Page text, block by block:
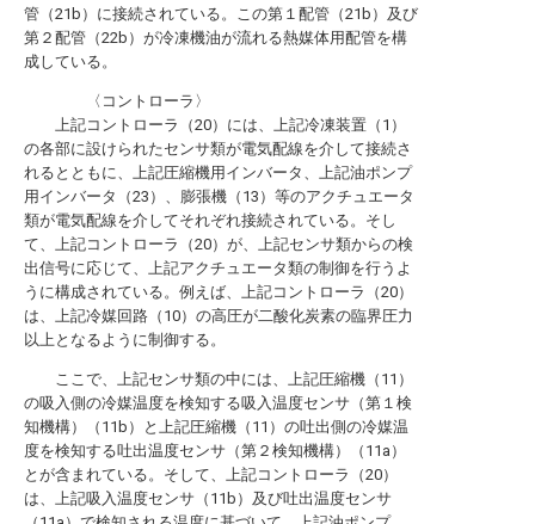
管（21b）に接続されている。この第１配管（21b）及び
第２配管（22b）が冷凍機油が流れる熱媒体用配管を構
成している。
〈コントローラ〉
上記コントローラ（20）には、上記冷凍装置（1）
の各部に設けられたセンサ類が電気配線を介して接続さ
れるとともに、上記圧縮機用インバータ、上記油ポンプ
用インバータ（23）、膨張機（13）等のアクチュエータ
類が電気配線を介してそれぞれ接続されている。そし
て、上記コントローラ（20）が、上記センサ類からの検
出信号に応じて、上記アクチュエータ類の制御を行うよ
うに構成されている。例えば、上記コントローラ（20）
は、上記冷媒回路（10）の高圧が二酸化炭素の臨界圧力
以上となるように制御する。
ここで、上記センサ類の中には、上記圧縮機（11）
の吸入側の冷媒温度を検知する吸入温度センサ（第１検
知機構）（11b）と上記圧縮機（11）の吐出側の冷媒温
度を検知する吐出温度センサ（第２検知機構）（11a）
とが含まれている。そして、上記コントローラ（20）
は、上記吸入温度センサ（11b）及び吐出温度センサ